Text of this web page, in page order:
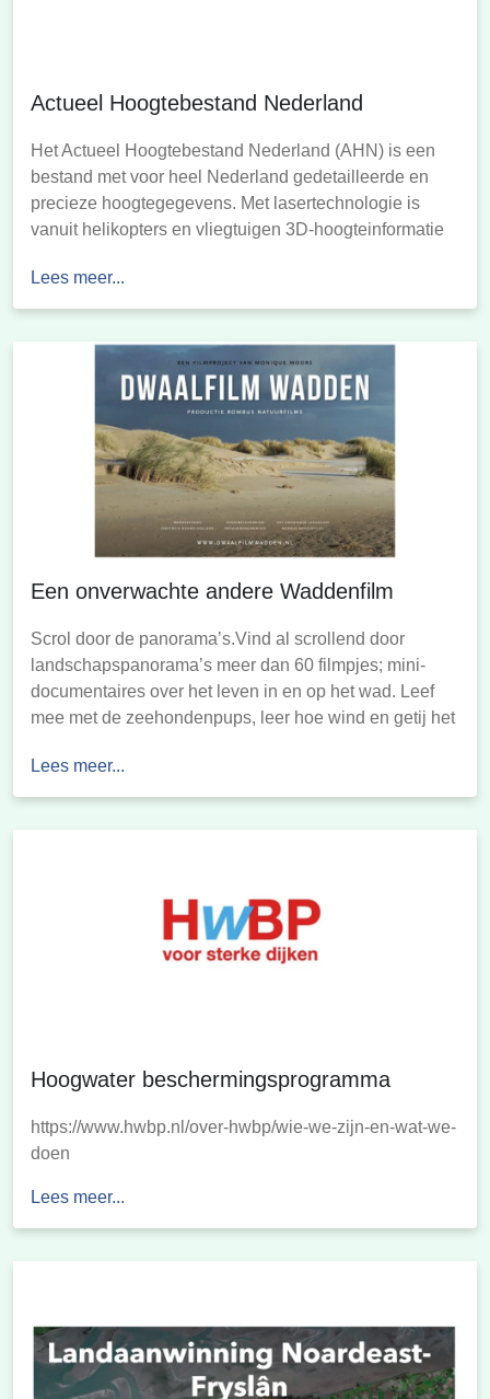
Actueel Hoogtebestand Nederland
Het Actueel Hoogtebestand Nederland (AHN) is een
bestand met voor heel Nederland gedetailleerde en
precieze hoogtegegevens. Met lasertechnologie is
vanuit helikopters en vliegtuigen 3D-hoogteinformatie
Nederland tot op 5 centimeter nauwkeurig de hoogte
op maaiveldniveau bekend. Ook is informatie
Lees meer...
Een onverwachte andere Waddenfilm
Scrol door de panorama’s.Vind al scrollend door
landschapspanorama’s meer dan 60 filmpjes; mini-
documentaires over het leven in en op het wad. Leef
mee met de zeehondenpups, leer hoe wind en getij het
voorjaar het waddengebied bevolken. De infoteksten
vertellen je meer over de achtergrond van de […]
Lees meer...
Hoogwater beschermingsprogramma
https://www.hwbp.nl/over-hwbp/wie-we-zijn-en-wat-we-
doen
Lees meer...